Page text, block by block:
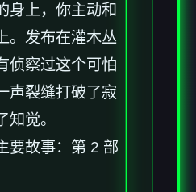
身上，你主动和
。发布在灌木丛
侦察过这个可怕
声裂缝打破了寂
知觉。
要故事：第 2 部